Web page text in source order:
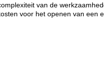
van de
voor het openen van een